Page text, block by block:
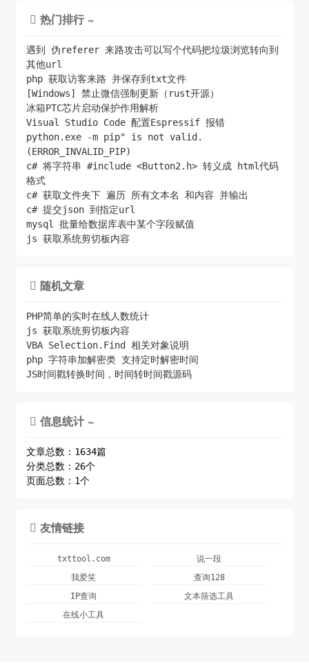
 热门排行 ~
遇到 伪referer 来路攻击可以写个代码把垃圾浏览转向到
其他url
php 获取访客来路 并保存到txt文件
[Windows] 禁止微信强制更新（rust开源）
冰箱PTC芯片启动保护作用解析
Visual Studio Code 配置Espressif 报错
python.exe -m pip" is not valid.
(ERROR_INVALID_PIP)
c# 将字符串 #include <Button2.h> 转义成 html代码
格式
c# 获取文件夹下 遍历 所有文本名 和内容 并输出
c# 提交json 到指定url
mysql 批量给数据库表中某个字段赋值
js 获取系统剪切板内容
 随机文章
PHP简单的实时在线人数统计
js 获取系统剪切板内容
VBA Selection.Find 相关对象说明
php 字符串加解密类 支持定时解密时间
JS时间戳转换时间，时间转时间戳源码
 信息统计 ~
文章总数：1634篇
分类总数：26个
页面总数：1个
 友情链接
txttool.com
说一段
我爱笑
查询128
IP查询
文本筛选工具
在线小工具